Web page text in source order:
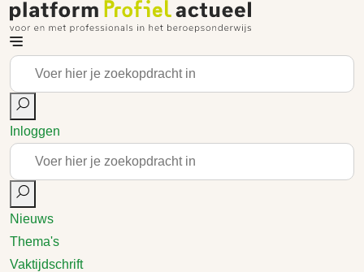
Inloggen
Nieuws
Thema's
Vaktijdschrift